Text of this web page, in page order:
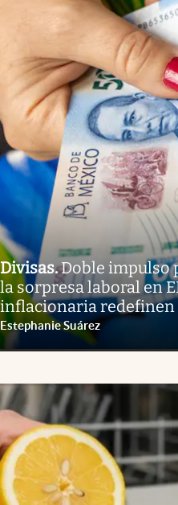
Divisas.Doble impulso
la sorpresa laboral en
inflacionaria redefinen
Estephanie Suárez